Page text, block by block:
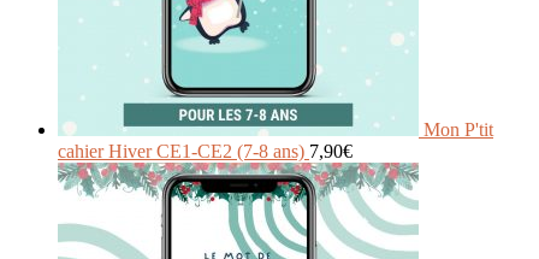
Mon P'tit
cahier Hiver CE1-CE2 (7-8 ans) 7,90€